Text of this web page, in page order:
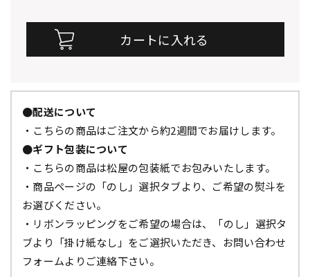
●配送について
・こちらの商品はご注文から約2週間でお届けします。
●ギフト包装について
・こちらの商品は松屋の包装紙でお包みいたします。
・商品ページの「のし」選択タブより、ご希望の熨斗を
お選びください。
・リボンラッピングをご希望の場合は、「のし」選択タ
ブより「掛け紙なし」をご選択いただき、お問い合わせ
フォームよりご連絡下さい。